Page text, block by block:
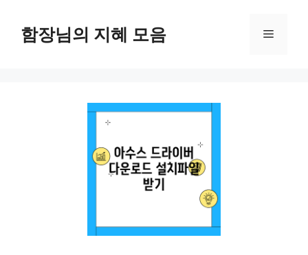
함장님의 지혜 모음 메